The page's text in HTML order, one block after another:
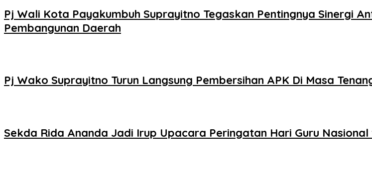
Pj Wali Kota Payakumbuh Suprayitno Tegaskan Pentingnya Sinergi
Pembangunan Daerah
Pj Wako Suprayitno Turun Langsung Pembersihan APK Di Masa
Sekda Rida Ananda Jadi Irup Upacara Peringatan Hari Guru Nasional